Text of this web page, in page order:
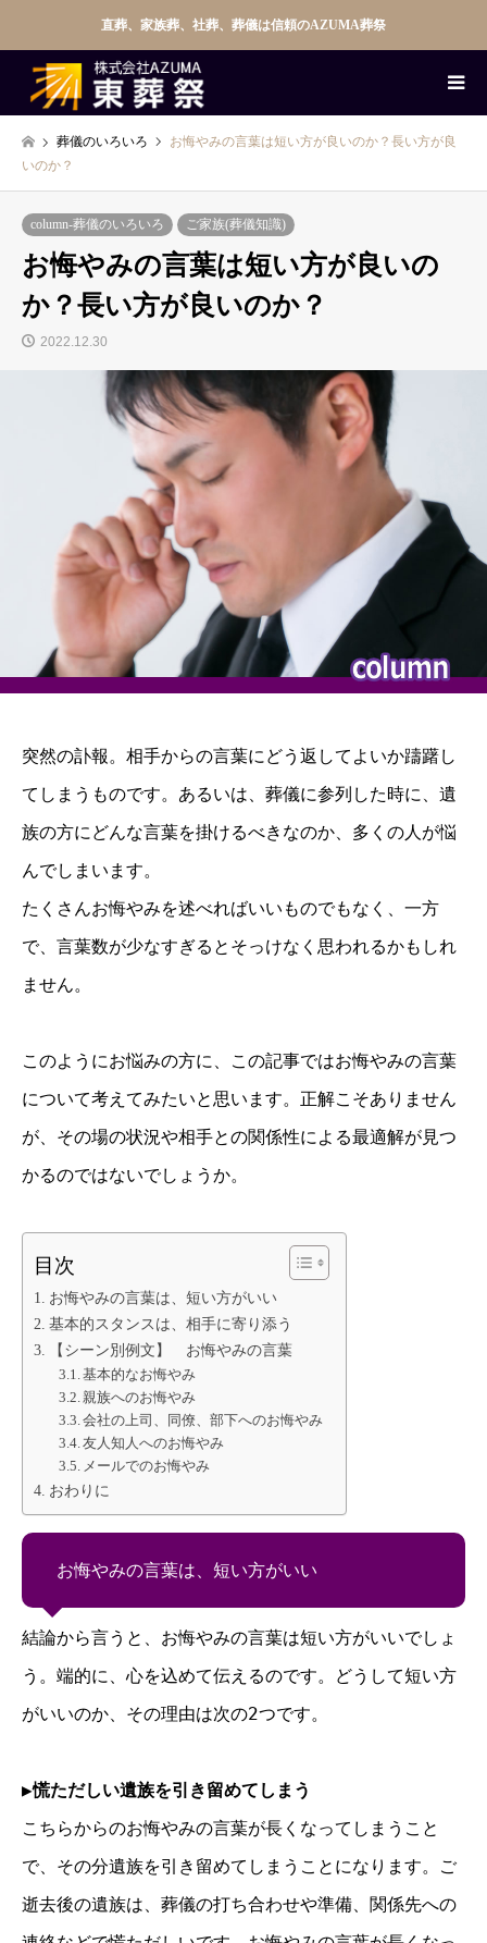
直葬、家族葬、社葬、葬儀は信頼のAZUMA葬祭
葬儀のいろいろ
お悔やみの言葉は短い方が良いのか？長い方が良
いのか？
column-葬儀のいろいろ ご家族(葬儀知識)
お悔やみの言葉は短い方が良いの
か？長い方が良いのか？
2022.12.30
突然の訃報。相手からの言葉にどう返してよいか躊躇し
てしまうものです。あるいは、葬儀に参列した時に、遺
族の方にどんな言葉を掛けるべきなのか、多くの人が悩
んでしまいます。
たくさんお悔やみを述べればいいものでもなく、一方
で、言葉数が少なすぎるとそっけなく思われるかもしれ
ません。
このようにお悩みの方に、この記事ではお悔やみの言葉
について考えてみたいと思います。正解こそありません
が、その場の状況や相手との関係性による最適解が見つ
かるのではないでしょうか。
目次
お悔やみの言葉は、短い方がいい
基本的スタンスは、相手に寄り添う
【シーン別例文】 お悔やみの言葉
基本的なお悔やみ
親族へのお悔やみ
会社の上司、同僚、部下へのお悔やみ
友人知人へのお悔やみ
メールでのお悔やみ
おわりに
お悔やみの言葉は、短い方がいい
結論から言うと、お悔やみの言葉は短い方がいいでしょ
う。端的に、心を込めて伝えるのです。どうして短い方
がいいのか、その理由は次の2つです。
▶慌ただしい遺族を引き留めてしまう
こちらからのお悔やみの言葉が長くなってしまうこと
で、その分遺族を引き留めてしまうことになります。ご
逝去後の遺族は、葬儀の打ち合わせや準備、関係先への